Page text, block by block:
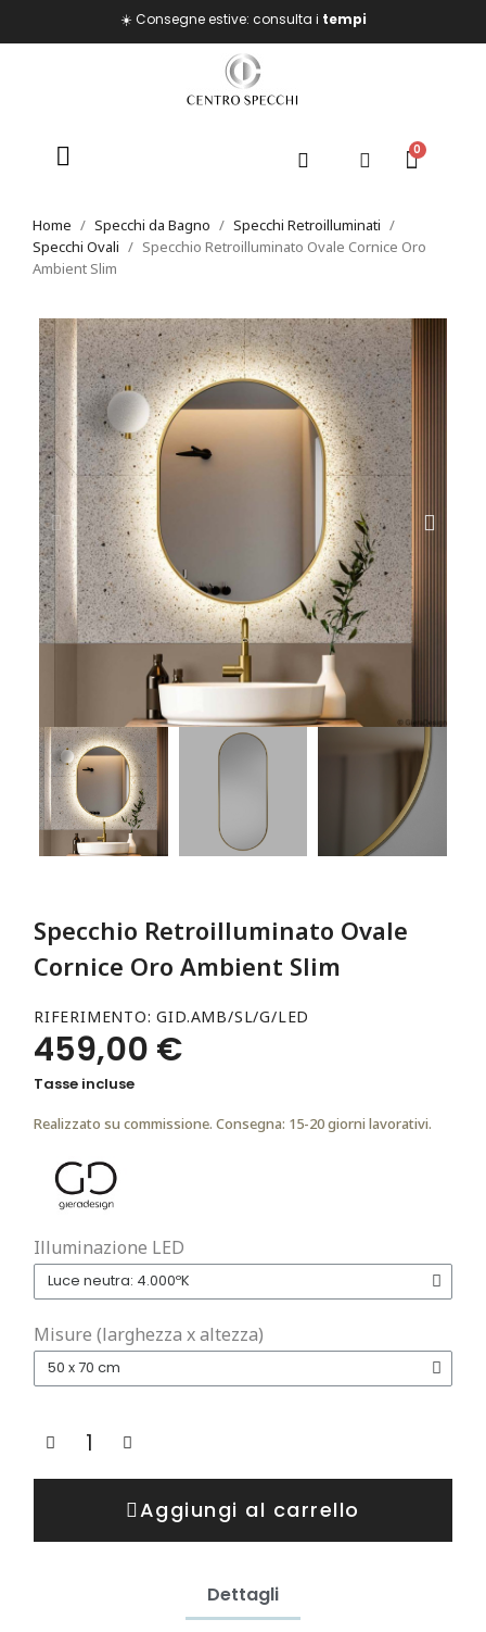
☀️ Consegne estive: consulta i tempi
Home Specchi da Bagno
Specchi Retroilluminati
Specchi Ovali
Specchio Retroilluminato Ovale Cornice Oro
Ambient Slim
Specchio Retroilluminato Ovale
Cornice Oro Ambient Slim
RIFERIMENTO GID.AMB/SL/G/LED
459,00 €
Tasse incluse
Realizzato su commissione. Consegna: 15-20 giorni lavorativi.
Illuminazione LED
Misure (larghezza x altezza)
Aggiungi al carrello
Dettagli